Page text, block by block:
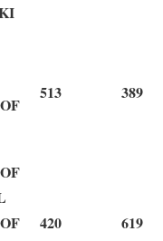
513 389
420 619